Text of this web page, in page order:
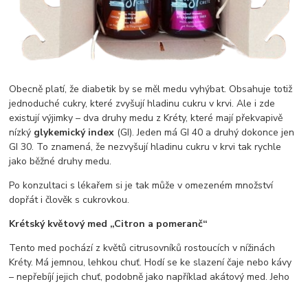
Obecně platí, že diabetik by se měl medu vyhýbat. Obsahuje totiž
jednoduché cukry, které zvyšují hladinu cukru v krvi. Ale i zde
existují výjimky – dva druhy medu z Kréty, které mají překvapivě
nízký glykemický index (GI). Jeden má GI 40 a druhý dokonce jen
GI 30. To znamená, že nezvyšují hladinu cukru v krvi tak rychle
jako běžné druhy medu.
Po konzultaci s lékařem si je tak může v omezeném množství
dopřát i člověk s cukrovkou.
Krétský květový med „Citron a pomeranč“
Tento med pochází z květů citrusovníků rostoucích v nížinách
Kréty. Má jemnou, lehkou chuť. Hodí se ke slazení čaje nebo kávy
– nepřebíjí jejich chuť, podobně jako například akátový med. Jeho